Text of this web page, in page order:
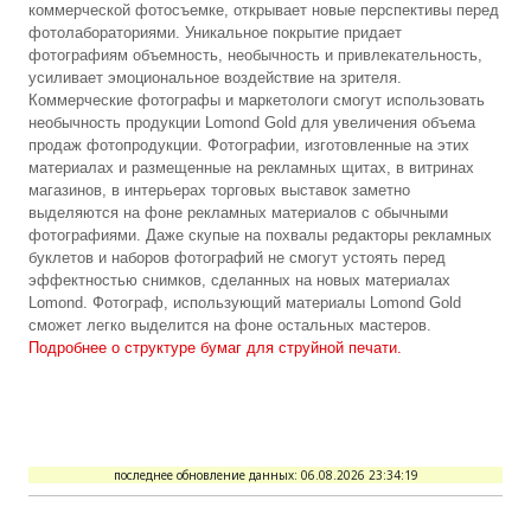
коммерческой фотосъемке, открывает новые перспективы перед
фотолабораториями. Уникальное покрытие придает
фотографиям объемность, необычность и привлекательность,
усиливает эмоциональное воздействие на зрителя.
Коммерческие фотографы и маркетологи смогут использовать
необычность продукции Lomond Gold для увеличения объема
продаж фотопродукции. Фотографии, изготовленные на этих
материалах и размещенные на рекламных щитах, в витринах
магазинов, в интерьерах торговых выставок заметно
выделяются на фоне рекламных материалов с обычными
фотографиями. Даже скупые на похвалы редакторы рекламных
буклетов и наборов фотографий не смогут устоять перед
эффектностью снимков, сделанных на новых материалах
Lomond. Фотограф, использующий материалы Lomond Gold
сможет легко выделится на фоне остальных мастеров.
Подробнее о структуре бумаг для струйной печати.
последнее обновление данных: 06.08.2026 23:34:19